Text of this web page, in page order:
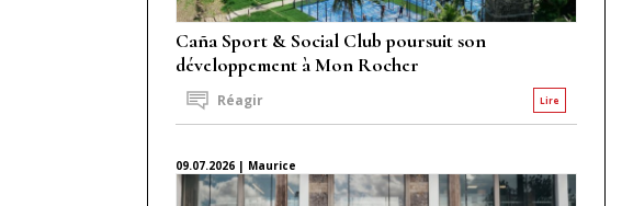
Caña Sport & Social Club poursuit son
développement à Mon Rocher
Lire
Réagir
09.07.2026 | Maurice